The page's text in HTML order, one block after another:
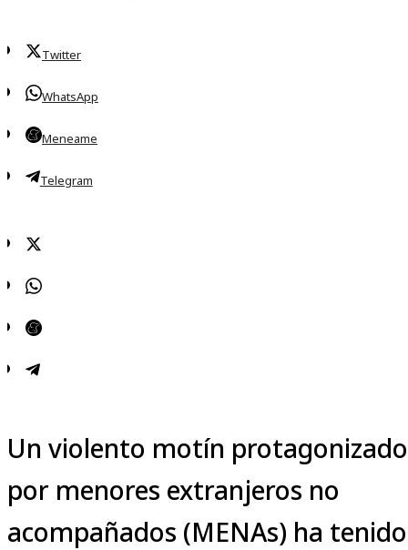
Twitter
WhatsApp
Meneame
Telegram
Un violento motín protagonizado
por menores extranjeros no
acompañados (MENAs) ha tenido